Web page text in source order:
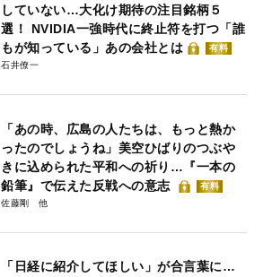
していない…大化け期待の注目銘柄５
選！ NVIDIA一強時代に終止符を打つ「誰
もが知っている」あの会社とは
有料
石井僚一
「あの時、広島の人たちは、もっと熱か
ったのでしょうね」美空ひばりのつぶや
きに込められた平和への祈り…『一本の
鉛筆』で伝えた反戦への意志
有料
佐藤剛
「日経に紹介してほしい」が合言葉に…